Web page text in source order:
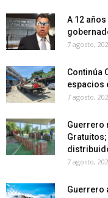
A 12
7 agosto,
Continúa
espacios
7 agosto,
Guerrero
7 agosto,
Guerrero